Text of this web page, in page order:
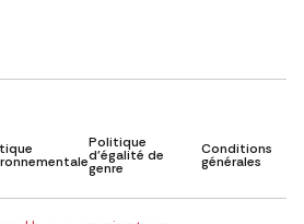
Politique
d'égalité de
genre
Conditions
générales